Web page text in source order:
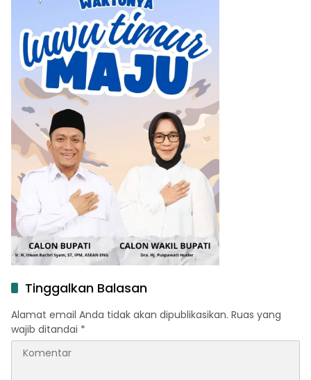
Tinggalkan Balasan
Alamat email Anda tidak akan dipublikasikan. Ruas yang
wajib ditandai *